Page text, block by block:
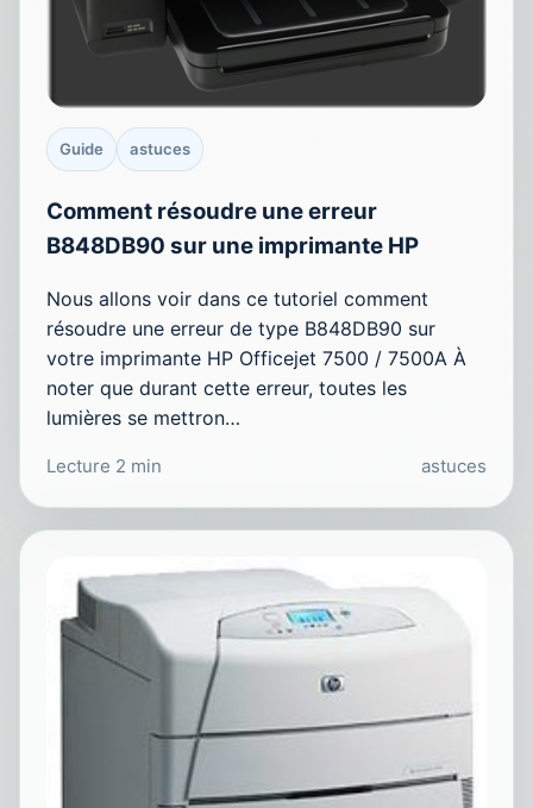
Guide astuces
Comment résoudre une erreur
B848DB90 sur une imprimante HP
Nous allons voir dans ce tutoriel comment
résoudre une erreur de type B848DB90 sur
votre imprimante HP Officejet 7500 / 7500A À
noter que durant cette erreur, toutes les
lumières se mettron…
Lecture 2 min astuces